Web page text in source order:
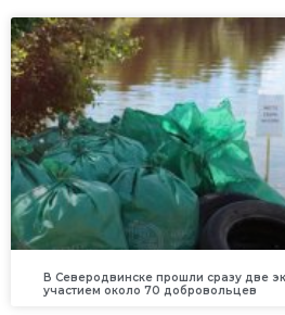
В Северодвинске прошли сразу две
участием около 70 добровольцев